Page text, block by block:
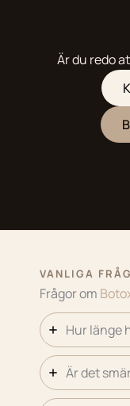
Är du redo
VANLIGA
Frågor om
Hur länge
Är det